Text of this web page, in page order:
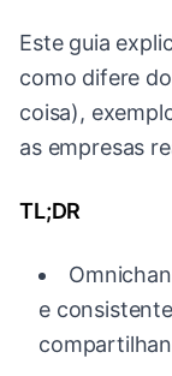
Este guia
como difere
coisa),
as empresas
TL;DR
e